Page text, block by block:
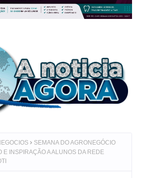
SEMANA DO AGRONEGÓCIO
E INSPIRAÇÃO A ALUNOS DA REDE